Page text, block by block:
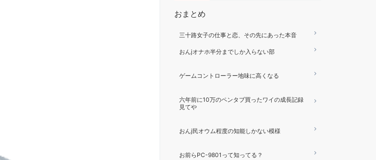
おまとめ
三十路女子の仕事と恋、その先にあった本音
おんjオナホ半分までしか入らない部
ゲームコントローラー地味に高くなる
六年前に10万のペンタブ買ったワイの成長記録
見てや
おんj民オウム程度の知能しかない模様
お前らPC-9801って知ってる？